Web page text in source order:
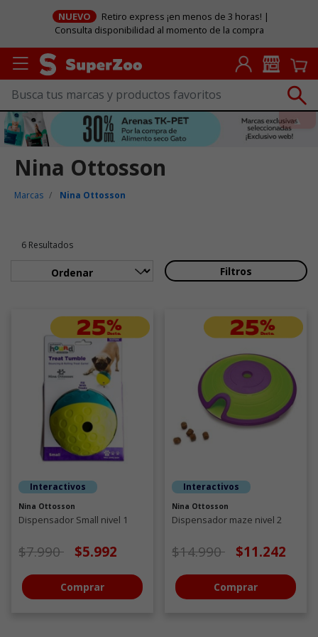
NUEVO
Retiro express ¡en menos de 3 horas! |
Consulta disponibilidad al momento de la compra
Nina Ottosson
Marcas Nina Ottosson
6 Resultados
Filtros
Interactivos
Nina Ottosson
Dispensador Small nivel 1
Precio de oferta desde
$7.990a $5.992
Comprar
Interactivos
Nina Ottosson
Dispensador maze nivel 2
Precio de oferta desde
$14.990a $11.242
Comprar